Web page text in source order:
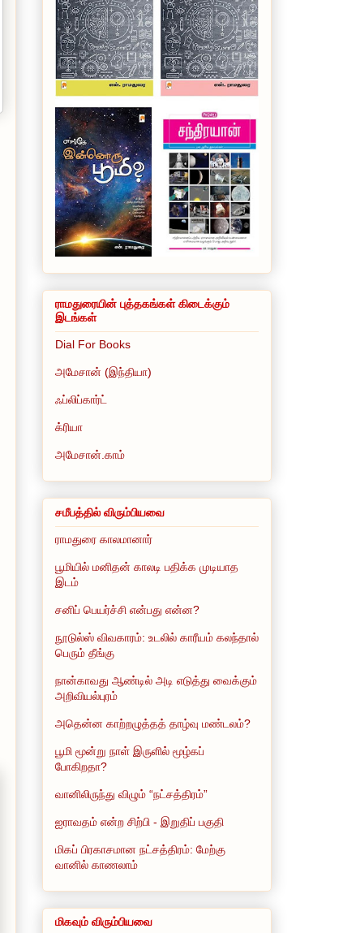
ராமதுரையின் புத்தகங்கள் கிடைக்கும்
இடங்கள்
Dial For Books
அமேசான் (இந்தியா)
ஃப்லிப்கார்ட்
க்ரியா
அமேசான்.காம்
சமீபத்தில் விரும்பியவை
ராமதுரை காலமானார்
பூமியில் மனிதன் காலடி பதிக்க முடியாத
இடம்
சனிப் பெயர்ச்சி என்பது என்ன?
நூடுல்ஸ் விவகாரம்: உடலில் காரீயம் கலந்தால்
பெரும் தீங்கு
நான்காவது ஆண்டில் அடி எடுத்து வைக்கும்
அறிவியல்புரம்
அதென்ன காற்றழுத்தத் தாழ்வு மண்டலம்?
பூமி மூன்று நாள் இருளில் மூழ்கப்
போகிறதா?
வானிலிருந்து விழும் “நட்சத்திரம்”
ஐராவதம் என்ற சிற்பி - இறுதிப் பகுதி
மிகப் பிரகாசமான நட்சத்திரம்: மேற்கு
வானில் காணலாம்
மிகவும் விரும்பியவை